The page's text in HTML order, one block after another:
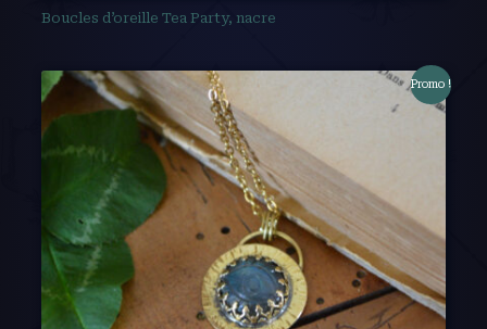
Boucles d’oreille Tea Party, nacre
Promo !